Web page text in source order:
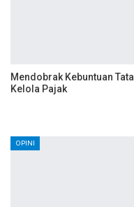
Mendobrak Kebuntuan Tata
Kelola Pajak
OPINI